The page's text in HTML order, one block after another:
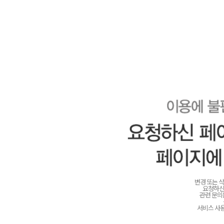
변경 또는
요청하
관련 문
서비스 사